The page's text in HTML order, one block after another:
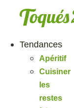
Tendances
Apéritif
Cuisiner
les
restes